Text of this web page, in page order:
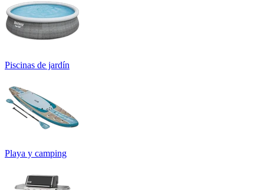
Piscinas de jardín
Playa y camping